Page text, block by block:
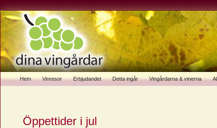
Hem Vinresor Erbjudandet Detta ingår Vingårdarna & vinerna
Öppettider i jul